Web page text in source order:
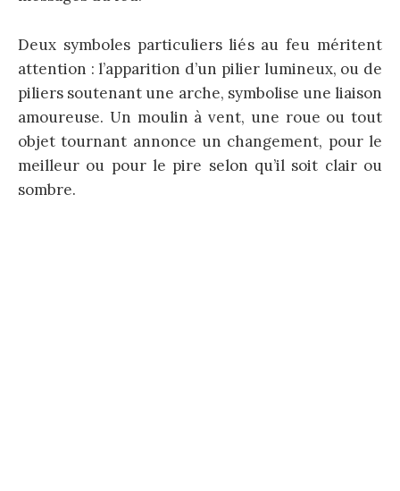
Deux symboles particuliers liés au feu méritent
attention : l’apparition d’un pilier lumineux, ou de
piliers soutenant une arche, symbolise une liaison
amoureuse. Un moulin à vent, une roue ou tout
objet tournant annonce un changement, pour le
meilleur ou pour le pire selon qu’il soit clair ou
sombre.